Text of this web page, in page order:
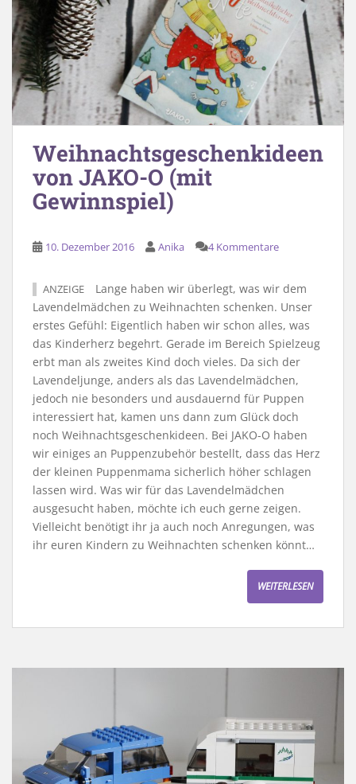
Weihnachtsgeschenkideen
von JAKO-O (mit
Gewinnspiel)
10. Dezember 2016 Anika 4 Kommentare
ANZEIGE
Lange haben wir überlegt, was wir dem
Lavendelmädchen zu Weihnachten schenken. Unser
erstes Gefühl: Eigentlich haben wir schon alles, was
das Kinderherz begehrt. Gerade im Bereich Spielzeug
erbt man als zweites Kind doch vieles. Da sich der
Lavendeljunge, anders als das Lavendelmädchen,
jedoch nie besonders und ausdauernd für Puppen
interessiert hat, kamen uns dann zum Glück doch
noch Weihnachtsgeschenkideen. Bei JAKO-O haben
wir einiges an Puppenzubehör bestellt, dass das Herz
der kleinen Puppenmama sicherlich höher schlagen
lassen wird. Was wir für das Lavendelmädchen
ausgesucht haben, möchte ich euch gerne zeigen.
Vielleicht benötigt ihr ja auch noch Anregungen, was
ihr euren Kindern zu Weihnachten schenken könnt…
WEITERLESEN